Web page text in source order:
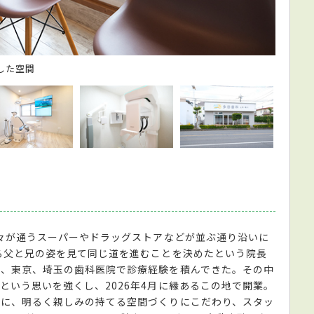
た空間
通うスーパーやドラッグストアなどが並ぶ通り沿いに
と兄の姿を見て同じ道を進むことを決めたという院長
東京、埼玉の歯科医院で診療経験を積んできた。その中
いう思いを強くし、2026年4月に縁あるこの地で開業。
、明るく親しみの持てる空間づくりにこだわり、スタッ